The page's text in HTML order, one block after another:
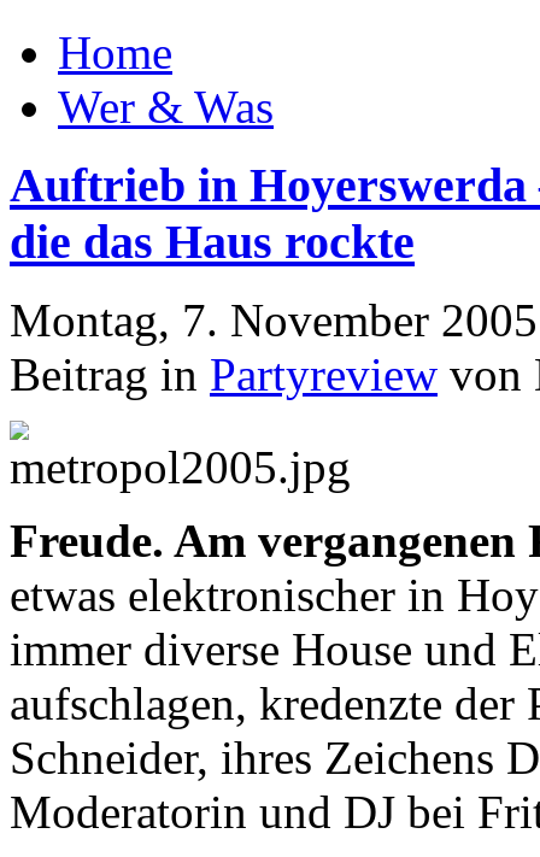
Home
Wer & Was
Auftrieb in Hoyerswerda
die das Haus rockte
Montag, 7. November
Beitrag in Partyreview von
Freude. Am
etwas elektronischer in
immer diverse House und
aufschlagen, kredenzte
Schneider, ihres Zeichens
Moderatorin und DJ bei